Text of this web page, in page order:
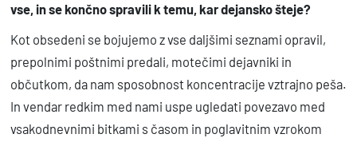
o
k
o
vse, in se končno spravili k temu, kar dejansko šteje?
Kot obsedeni se bojujemo z vse daljšimi seznami opravil,
prepolnimi poštnimi predali, motečimi dejavniki in
občutkom, da nam sposobnost koncentracije vztrajno peša.
In vendar redkim med nami uspe ugledati povezavo med
vsakodnevnimi bitkami s časom in poglavitnim vzrokom